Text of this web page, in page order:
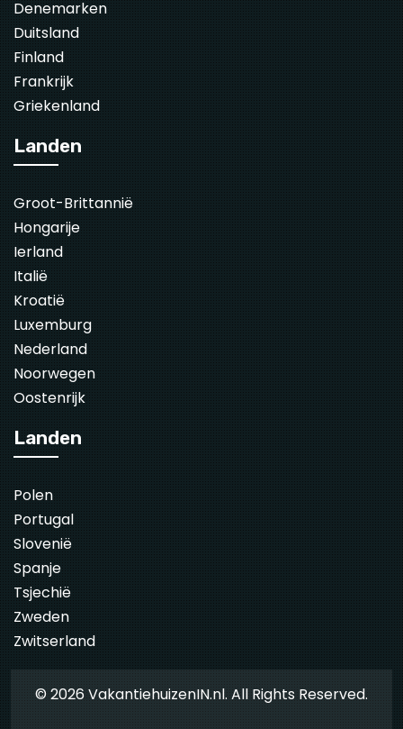
Denemarken
Duitsland
Finland
Frankrijk
Griekenland
Landen
Groot-Brittannië
Hongarije
Ierland
Italië
Kroatië
Luxemburg
Nederland
Noorwegen
Oostenrijk
Landen
Polen
Portugal
Slovenië
Spanje
Tsjechië
Zweden
Zwitserland
© 2026 VakantiehuizenIN.nl. All Rights Reserved.